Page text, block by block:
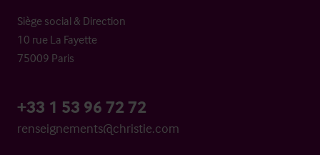
Siège social & Direction
10 rue La Fayette
75009 Paris
+33 1 53 96 72 72
renseignements@christie.com